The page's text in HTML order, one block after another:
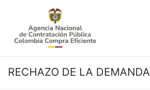
contenido
RECHAZO DE LA DEMANDA